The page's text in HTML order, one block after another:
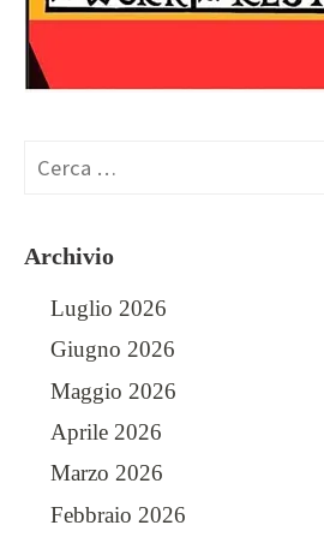
Archivio
Luglio 2026
Giugno 2026
Maggio 2026
Aprile 2026
Marzo 2026
Febbraio 2026